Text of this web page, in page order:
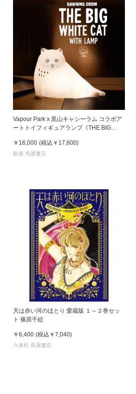
Vapour Park x 黒山キャシーラム コラボア
ートトイフィギュアランプ《THE BIG
Lam
￥16,000 (税込 ￥17,600)
銀座 蔦屋書店
天は赤い河のほとり 愛蔵版 １～２巻セッ
ト 篠原千絵
￥6,400 (税込 ￥7,040)
六本松 蔦屋書店